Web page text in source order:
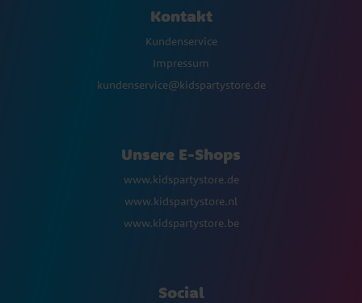
Kontakt
Kundenservice
Impressum
kundenservice@kidspartystore.de
Unsere E-Shops
www.kidspartystore.de
www.kidspartystore.nl
www.kidspartystore.be
Social